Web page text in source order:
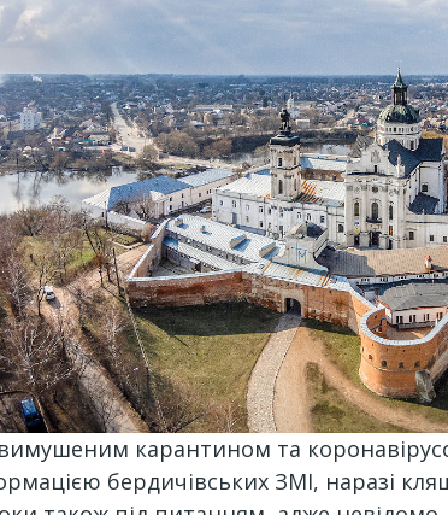
карантином та
бердичівських ЗМІ, наразі